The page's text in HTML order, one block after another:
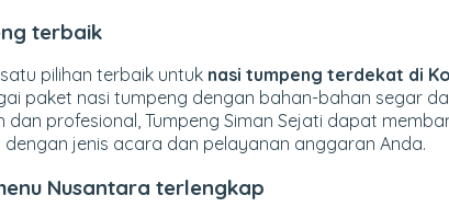
terbaik
pilihan terbaik untuk nasi tumpeng terdekat di
paket nasi tumpeng dengan bahan-bahan segar
profesional, Tumpeng Siman Sejati dapat
jenis acara dan pelayanan anggaran Anda.
Nusantara terlengkap